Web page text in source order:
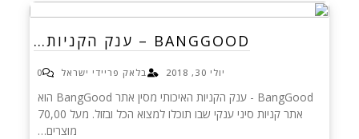
BANGGOOD – ענק הקניות…
יולי 30, 2018 בלאק פריידי ישראל 0
BangGood - ענק הקניות האיכותי מסין אתר BangGood הוא
אתר קניות סיני ענקי שבו תוכלו למצוא הכל ובזול. מעל 70,00
מוצרים…